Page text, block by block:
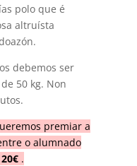
polo que é
altruísta
debemos ser
50 kg. Non
premiar a
o alumnado
.